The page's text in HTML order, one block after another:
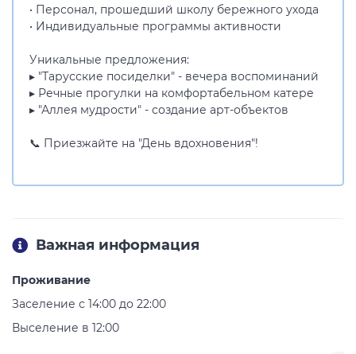
• Персонал, прошедший школу бережного ухода
• Индивидуальные программы активности
Уникальные предложения:
▸ "Тарусские посиделки" - вечера воспоминаний
▸ Речные прогулки на комфортабельном катере
▸ "Аллея мудрости" - создание арт-объектов
📞 Приезжайте на "День вдохновения"!
Важная информация
Проживание
Заселение с 14:00 до 22:00
Выселение в 12:00